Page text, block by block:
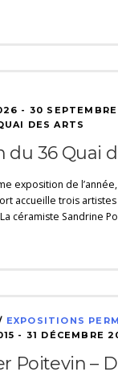
- 30
DES ARTS
du 36 Quai
exposition de
accueille trois
céramiste Sandrine
EXPOSITIONS
- 31 DÉCEMBRE
Poitevin –